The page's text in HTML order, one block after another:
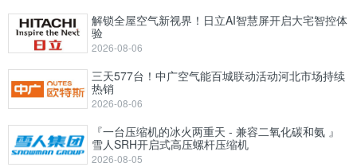
解锁全屋空气新视界！日立AI智慧屏开启大宅智控体
验
2026-08-06
三天577台！中广空气能百城联动活动河北市场持续
热销
2026-08-06
『一台压缩机的冰火两重天 - 兼容二氧化碳和氨 』
雪人SRH开启式高压螺杆压缩机
2026-08-05